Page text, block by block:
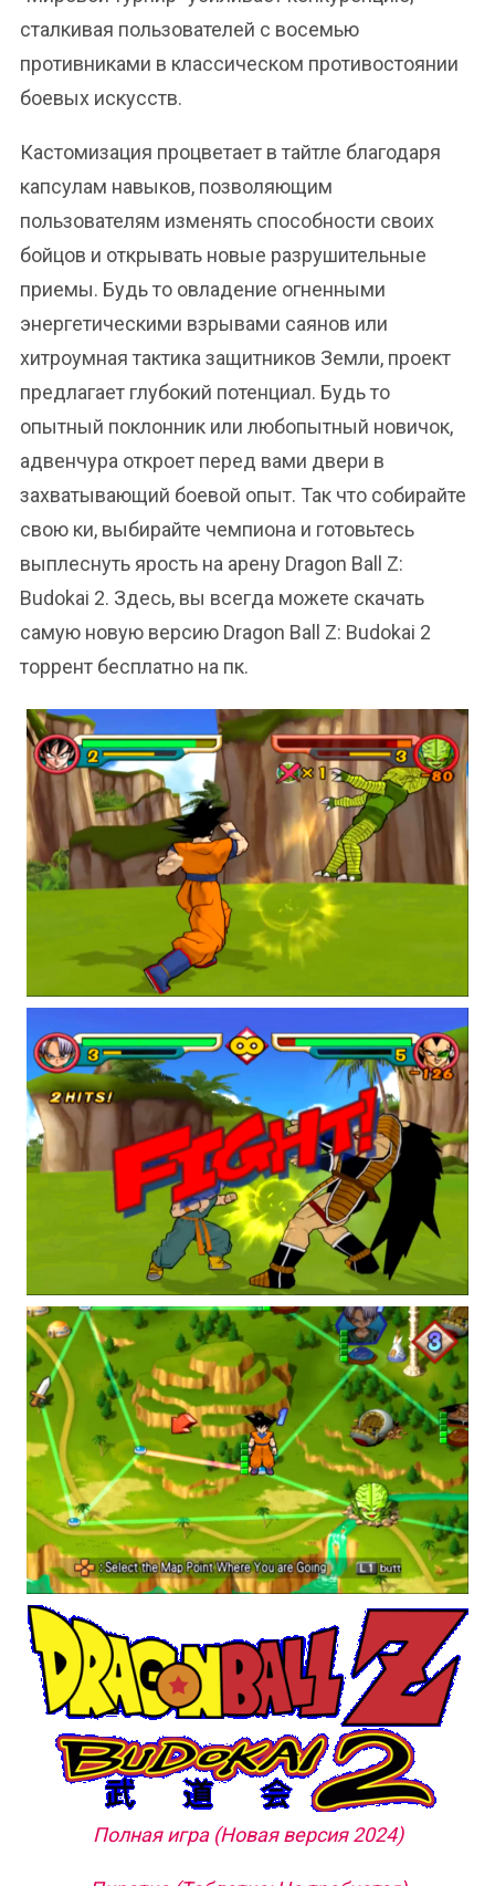
сталкивая пользователей с восемью
противниками в классическом противостоянии
боевых искусств.
Кастомизация процветает в тайтле благодаря
капсулам навыков, позволяющим
пользователям изменять способности своих
бойцов и открывать новые разрушительные
приемы. Будь то овладение огненными
энергетическими взрывами саянов или
хитроумная тактика защитников Земли, проект
предлагает глубокий потенциал. Будь то
опытный поклонник или любопытный новичок,
адвенчура откроет перед вами двери в
захватывающий боевой опыт. Так что собирайте
свою ки, выбирайте чемпиона и готовьтесь
выплеснуть ярость на арену Dragon Ball Z:
Budokai 2. Здесь, вы всегда можете скачать
самую новую версию Dragon Ball Z: Budokai 2
торрент бесплатно на пк.
Полная игра (Новая версия 2024)